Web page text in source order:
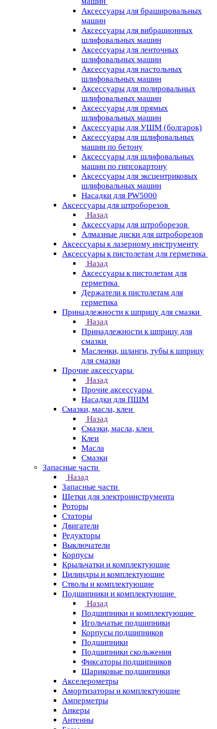
Аксессуары для брашировальных
машин
Аксессуары для вибрационных
шлифовальных машин
Аксессуары для ленточных
шлифовальных машин
Аксессуары для настольных
шлифовальных машин
Аксессуары для полировальных
шлифовальных машин
Аксессуары для прямых
шлифовальных машин
Аксессуары для УШМ (болгарок)
Аксессуары для шлифовальных
машин по бетону
Аксессуары для шлифовальных
машин по гипсокартону
Аксессуары для эксцентриковых
шлифовальных машин
Насадки для PW5000
Аксессуары для штроборезов
Назад
Аксессуары для штроборезов
Алмазные диски для штроборезов
Аксессуары к лазерному инструменту
Аксессуары к пистолетам для герметика
Назад
Аксессуары к пистолетам для
герметика
Держатели к пистолетам для
герметика
Принадлежности к шприцу для смазки
Назад
Принадлежности к шприцу для
смазки
Масленки, шланги, тубы к шприцу
для смазки
Прочие аксессуары
Назад
Прочие аксессуары
Насадки для ПШМ
Смазки, масла, клеи
Назад
Смазки, масла, клеи
Клеи
Масла
Смазки
Запасные части
Назад
Запасные части
Щетки для электроинструмента
Роторы
Статоры
Двигатели
Редукторы
Выключатели
Корпусы
Крыльчатки и комплектующие
Цилиндры и комплектующие
Стволы и комплектующие
Подшипники и комплектующие
Назад
Подшипники и комплектующие
Игольчатые подшипники
Корпусы подшипников
Подшипники
Подшипники скольжения
Фиксаторы подшипников
Шариковые подшипники
Акселерометры
Амортизаторы и комплектующие
Амперметры
Анкеры
Антенны